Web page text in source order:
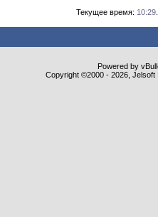
Текущее время: 10:29
Powered by
Copyright ©2000 - 2026,